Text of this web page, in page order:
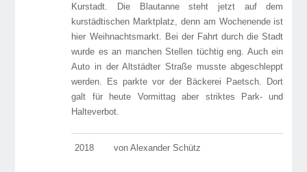
Kurstadt. Die Blautanne steht jetzt auf dem
kurstädtischen Marktplatz, denn am Wochenende ist
hier Weihnachtsmarkt. Bei der Fahrt durch die Stadt
wurde es an manchen Stellen tüchtig eng. Auch ein
Auto in der Altstädter Straße musste abgeschleppt
werden. Es parkte vor der Bäckerei Paetsch. Dort
galt für heute Vormittag aber striktes Park- und
Halteverbot.
2018 von Alexander Schütz